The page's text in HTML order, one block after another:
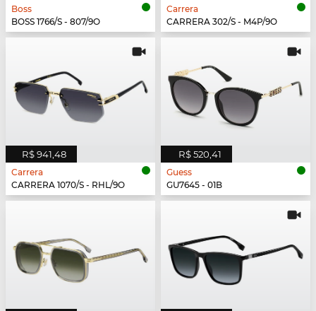
Boss
BOSS 1766/S - 807/9O
Carrera
CARRERA 302/S - M4P/9O
R$ 941,48
Carrera
CARRERA 1070/S - RHL/9O
R$ 520,41
Guess
GU7645 - 01B